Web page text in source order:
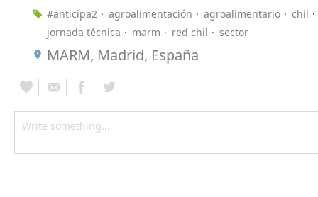
#anticipa2 agroalimentación agroalimentario
chil
jornada técnica
marm red chil sector
MARM, Madrid, España